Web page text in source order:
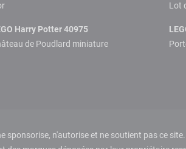
Harry Potter 40975
de Poudlard miniature
Lot
sponsorise, n'autorise et ne soutient pas ce site.